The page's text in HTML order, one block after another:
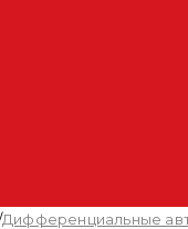
Дифференциальные